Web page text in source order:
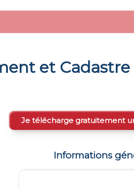
et
Je télécharge gratuitement
Informations